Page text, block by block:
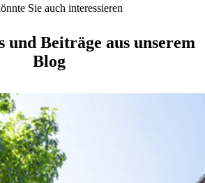
Sie auch interessieren
und Beiträge aus unserem
Blog